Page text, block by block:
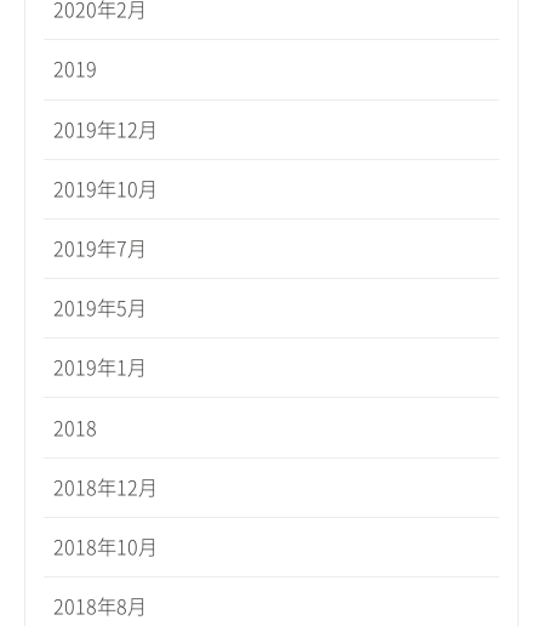
2020年2月
2019
2019年12月
2019年10月
2019年7月
2019年5月
2019年1月
2018
2018年12月
2018年10月
2018年8月